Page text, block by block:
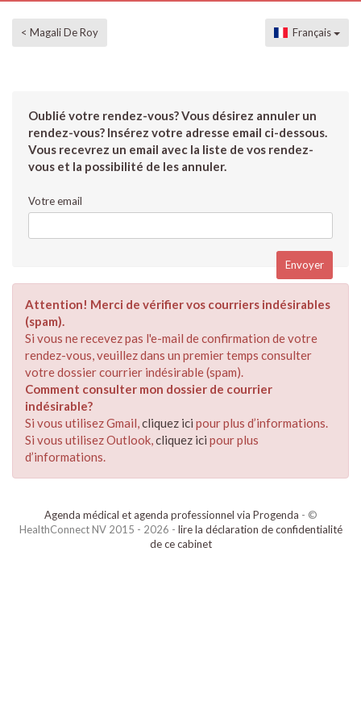
< Magali De Roy Français
Oublié votre rendez-vous? Vous désirez annuler un
rendez-vous? Insérez votre adresse email ci-dessous.
Vous recevrez un email avec la liste de vos rendez-
vous et la possibilité de les annuler.
Votre email
Attention! Merci de vérifier vos courriers indésirables
(spam).
Si vous ne recevez pas l'e-mail de confirmation de votre
rendez-vous, veuillez dans un premier temps consulter
votre dossier courrier indésirable (spam).
Comment consulter mon dossier de courrier
indésirable?
Si vous utilisez Gmail,cliquez ici pour plus d’informations.
Si vous utilisez Outlook,cliquez ici pour plus
d’informations.
Agenda médical et agenda professionnel via Progenda - ©
HealthConnect NV 2015 - 2026 - lire la déclaration de confidentialité
de ce cabinet